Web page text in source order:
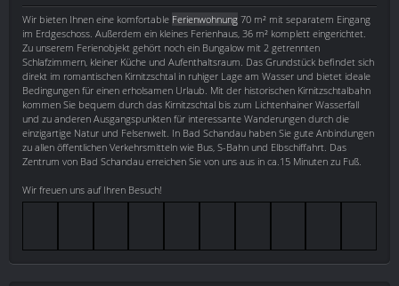
Wir bieten Ihnen eine komfortable Ferienwohnung 70 m² mit separatem Eingang
im Erdgeschoss. Außerdem ein kleines Ferienhaus, 36 m² komplett eingerichtet.
Zu unserem Ferienobjekt gehört noch ein Bungalow mit 2 getrennten
Schlafzimmern, kleiner Küche und Aufenthaltsraum. Das Grundstück befindet sich
direkt im romantischen Kirnitzschtal in ruhiger Lage am Wasser und bietet ideale
Bedingungen für einen erholsamen Urlaub. Mit der historischen Kirnitzschtalbahn
kommen Sie bequem durch das Kirnitzschtal bis zum Lichtenhainer Wasserfall
und zu anderen Ausgangspunkten für interessante Wanderungen durch die
einzigartige Natur und Felsenwelt. In Bad Schandau haben Sie gute Anbindungen
zu allen öffentlichen Verkehrsmitteln wie Bus, S-Bahn und Elbschiffahrt. Das
Zentrum von Bad Schandau erreichen Sie von uns aus in ca.15 Minuten zu Fuß.
Wir freuen uns auf Ihren Besuch!